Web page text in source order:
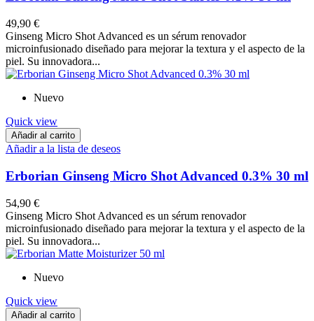
49,90 €
Ginseng Micro Shot Advanced es un sérum renovador
microinfusionado diseñado para mejorar la textura y el aspecto de la
piel. Su innovadora...
Nuevo
Quick view
Añadir al carrito
Añadir a la lista de deseos
Erborian Ginseng Micro Shot Advanced 0.3% 30 ml
54,90 €
Ginseng Micro Shot Advanced es un sérum renovador
microinfusionado diseñado para mejorar la textura y el aspecto de la
piel. Su innovadora...
Nuevo
Quick view
Añadir al carrito